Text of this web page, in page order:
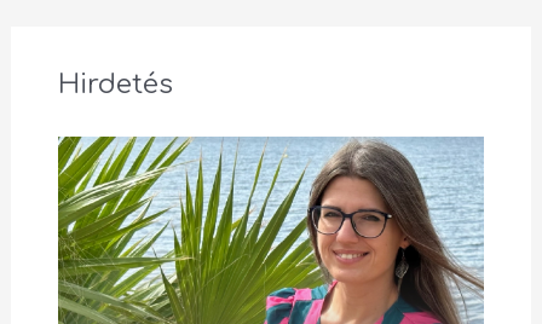
Hirdetés